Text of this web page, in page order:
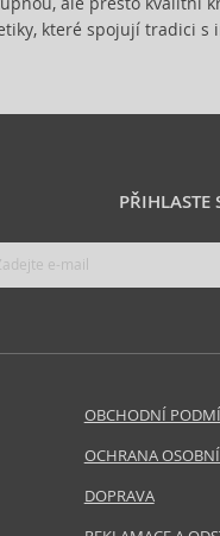
které spojují tradici s
PŘIHLASTE
OBCHODNÍ
OCHRANA
DOPRAVA